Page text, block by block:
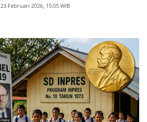
Hektare
Februari 2026, 15:05 WIB